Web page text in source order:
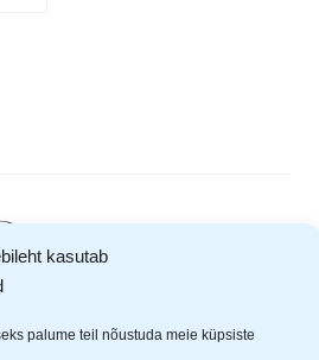
kasutab
palume teil nõustuda meie küpsiste